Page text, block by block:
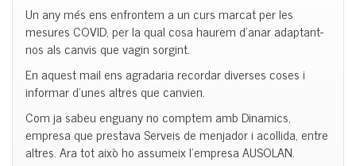
Un any més ens enfrontem a un curs marcat per les
mesures COVID, per la qual cosa haurem d’anar adaptant-
nos als canvis que vagin sorgint.
En aquest mail ens agradaria recordar diverses coses i
informar d’unes altres que canvien.
Com ja sabeu enguany no comptem amb Dinamics,
empresa que prestava Serveis de menjador i acollida, entre
altres. Ara tot això ho assumeix l’empresa AUSOLAN.